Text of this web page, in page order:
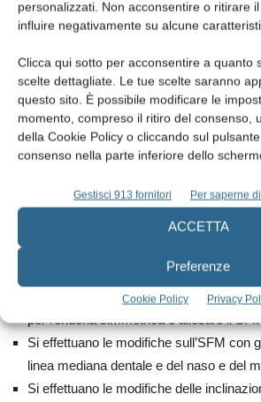
personalizzati. Non acconsentire o ritirare
influire negativamente su alcune
Clicca qui sotto per acconsentire a quanto
scelte dettagliate. Le tue scelte saranno
questo sito. È possibile modificare le
momento, compreso il ritiro del consenso,
della Cookie Policy o cliccando sul
consenso nella parte inferiore dello
Gestisci 913 fornitori Per saperne
ACCETTA
Preferenze
Cookie Policy Privacy
modo diverso.
Scopo
Determinare la soglia di percezione visiva
Simmetrico (SFM).
Materiali e metodi
Una fotografia frontale di un viso
per renderla simmetrica e allestire il
Si effettuano le modifiche sull’SFM con
linea mediana dentale e del naso e del
Si effettuano le modifiche delle